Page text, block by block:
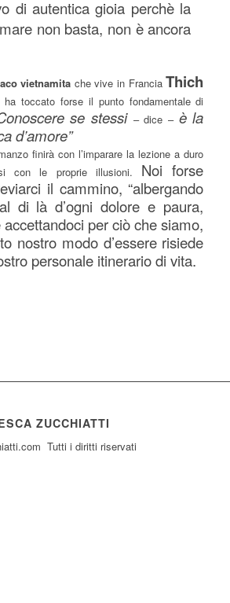
di autentica gioia perchè la
non basta, non è ancora
vietnamita che vive in FranciaThich
ha toccato forse il punto fondamentale di
se stessi – dice – è la
d’amore”
finirà con l’imparare la lezione a duro
con le proprie illusioni. Noi forse
il cammino, “albergando
di là d’ogni dolore e paura,
per ciò che siamo,
nostro modo d’essere risiede
personale itinerario di vita.
ZUCCHIATTI
Tutti i diritti riservati